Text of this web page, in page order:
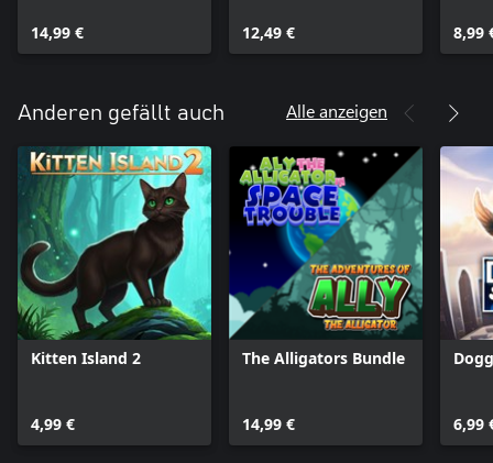
14,99 €
12,49 €
8,99
Anderen gefällt auch Alle anzeigen
Kitten Island 2
4,99 €
The Alligators Bundle
14,99 € 6,99